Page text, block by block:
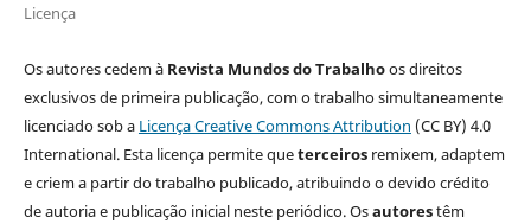
Licença
Os autores cedem à Revista Mundos do Trabalhoos direitos
exclusivos de primeira publicação, com o trabalho simultaneamente
licenciado sob a Licença Creative Commons Attribution (CC BY) 4.0
International. Esta licença permite queterceirosremixem, adaptem
e criem a partir do trabalho publicado, atribuindo o devido crédito
de autoria e publicação inicial neste periódico. Osautorestêm